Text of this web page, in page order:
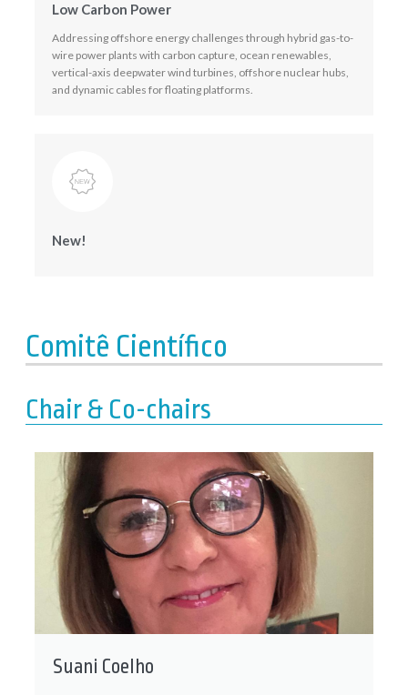
Low Carbon Power
Addressing offshore energy challenges through hybrid gas-to-
wire power plants with carbon capture, ocean renewables,
vertical-axis deepwater wind turbines, offshore nuclear hubs,
and dynamic cables for floating platforms.
New!
Comitê Científico
Chair & Co-chairs
Suani Coelho